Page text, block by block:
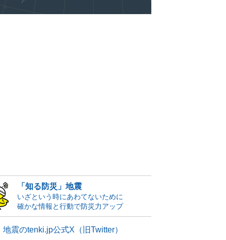
「知る防災」地震
いざという時にあわてないために
確かな情報と行動で防災力アップ
地震のtenki.jp公式X（旧Twitter）